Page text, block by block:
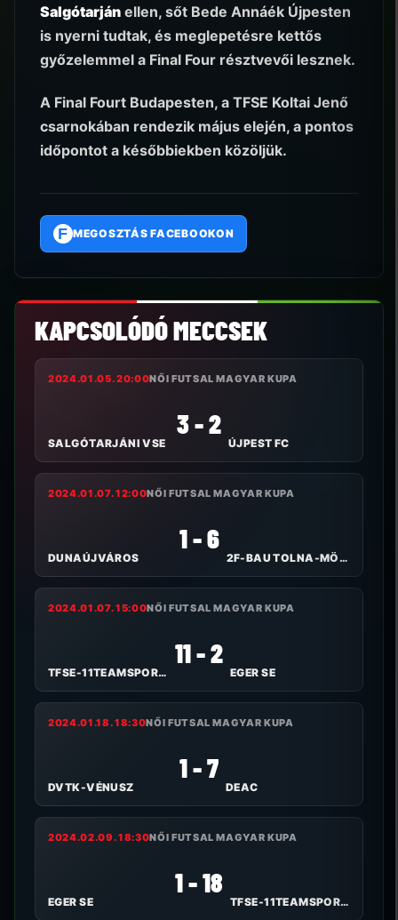
Salgótarján ellen, sőt Bede Annáék Újpesten
is nyerni tudtak, és meglepetésre kettős
győzelemmel a Final Four résztvevői lesznek.
A Final Fourt Budapesten, a TFSE Koltai Jenő
csarnokában rendezik május elején, a pontos
időpontot a későbbiekben közöljük.
F MEGOSZTÁS FACEBOOKON
KAPCSOLÓDÓ MECCSEK
2024.01.05. 20:00NŐI FUTSAL MAGYAR KUPA
SALGÓTARJÁNI VSE
3 - 2
ÚJPEST FC
2024.01.07. 12:00NŐI FUTSAL MAGYAR KUPA
DUNAÚJVÁROS
1 - 6
2F-BAU TOLNA-MÖZS
2024.01.07. 15:00NŐI FUTSAL MAGYAR KUPA
TFSE-11TEAMSPORTS
11 - 2
EGER SE
2024.01.18. 18:30NŐI FUTSAL MAGYAR KUPA
DVTK-VÉNUSZ
1 - 7
DEAC
2024.02.09. 18:30NŐI FUTSAL MAGYAR KUPA
EGER SE
1 - 18
TFSE-11TEAMSPORTS